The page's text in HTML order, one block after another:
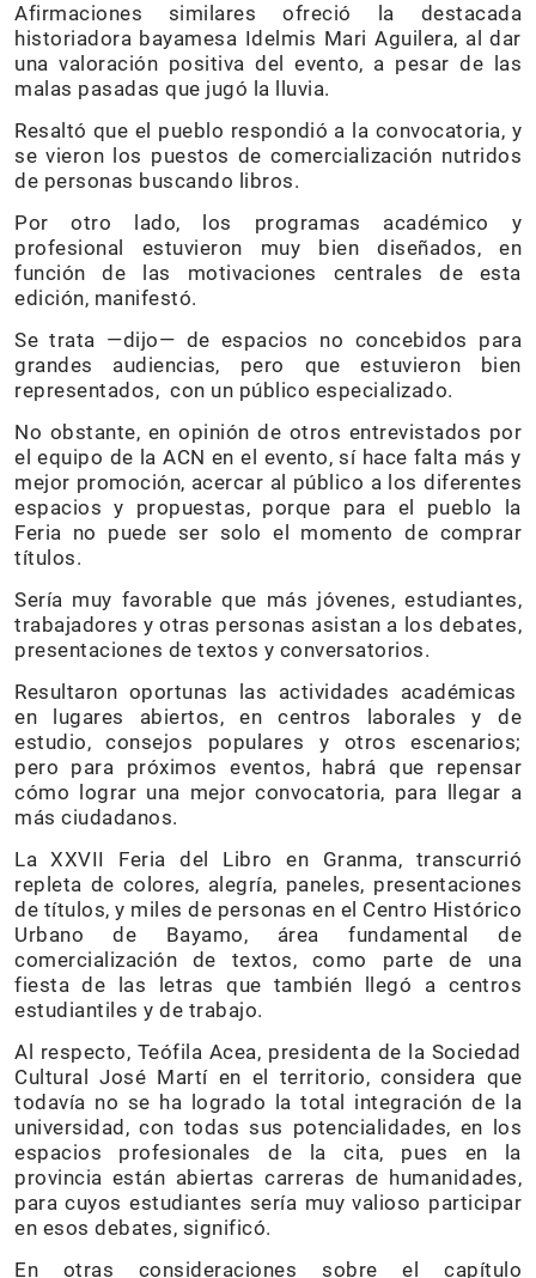
Afirmaciones similares ofreció la destacada
historiadora bayamesa Idelmis Mari Aguilera, al dar
una valoración positiva del evento, a pesar de las
malas pasadas que jugó la lluvia.
Resaltó que el pueblo respondió a la convocatoria, y
se vieron los puestos de comercialización nutridos
de personas buscando libros.
Por otro lado, los programas académico y
profesional estuvieron muy bien diseñados, en
función de las motivaciones centrales de esta
edición, manifestó.
Se trata —dijo— de espacios no concebidos para
grandes audiencias, pero que estuvieron bien
representados, con un público especializado.
No obstante, en opinión de otros entrevistados por
el equipo de la ACN en el evento, sí hace falta más y
mejor promoción, acercar al público a los diferentes
espacios y propuestas, porque para el pueblo la
Feria no puede ser solo el momento de comprar
títulos.
Sería muy favorable que más jóvenes, estudiantes,
trabajadores y otras personas asistan a los debates,
presentaciones de textos y conversatorios.
Resultaron oportunas las actividades académicas
en lugares abiertos, en centros laborales y de
estudio, consejos populares y otros escenarios;
pero para próximos eventos, habrá que repensar
cómo lograr una mejor convocatoria, para llegar a
más ciudadanos.
La XXVII Feria del Libro en Granma, transcurrió
repleta de colores, alegría, paneles, presentaciones
de títulos, y miles de personas en el Centro Histórico
Urbano de Bayamo, área fundamental de
comercialización de textos, como parte de una
fiesta de las letras que también llegó a centros
estudiantiles y de trabajo.
Al respecto, Teófila Acea, presidenta de la Sociedad
Cultural José Martí en el territorio, considera que
todavía no se ha logrado la total integración de la
universidad, con todas sus potencialidades, en los
espacios profesionales de la cita, pues en la
provincia están abiertas carreras de humanidades,
para cuyos estudiantes sería muy valioso participar
en esos debates, significó.
En otras consideraciones sobre el capítulo